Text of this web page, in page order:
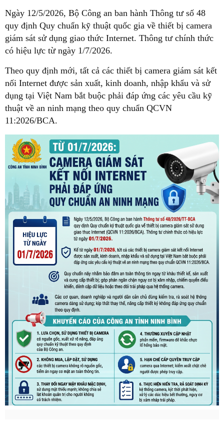
Ngày 12/5/2026, Bộ Công an ban hành Thông tư số 48
quy định Quy chuẩn kỹ thuật quốc gia về thiết bị camera
giám sát sử dụng giao thức Internet. Thông tư chính thức
có hiệu lực từ ngày 1/7/2026.
Theo quy định mới, tất cả các thiết bị camera giám sát kết
nối Internet được sản xuất, kinh doanh, nhập khẩu và sử
dụng tại Việt Nam bắt buộc phải đáp ứng các yêu cầu kỹ
thuật về an ninh mạng theo quy chuẩn QCVN
11:2026/BCA.